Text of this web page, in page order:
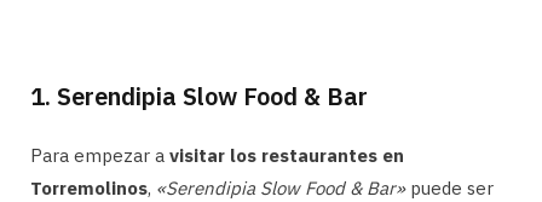
1. Serendipia Slow Food & Bar
Para empezar a visitar los restaurantes en
Torremolinos, «Serendipia Slow Food & Bar»puede ser